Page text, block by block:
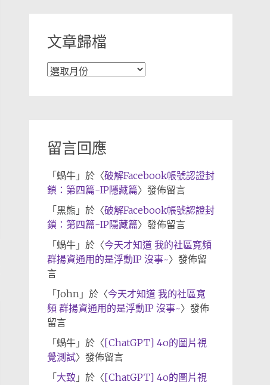
文章歸檔
文
留言回應
「 蝸牛」於〈破解Facebook帳號認證封
鎖：第四篇-IP隱藏篇〉發佈留言
「 黑熊 」於〈破解Facebook帳號認證封
鎖：第四篇-IP隱藏篇〉發佈留言
「 蝸牛」於〈今天才知道 我的社區寬頻
群揚資通用的是浮動IP 沒事~〉發佈留
言
「 John」於〈今天才知道 我的社區寬
頻 群揚資通用的是浮動IP 沒事~〉發佈
留言
「 蝸牛」於〈[ChatGPT] 4o的圖片視
覺測試〉發佈留言
「 大致 」於〈[ChatGPT] 4o的圖片視